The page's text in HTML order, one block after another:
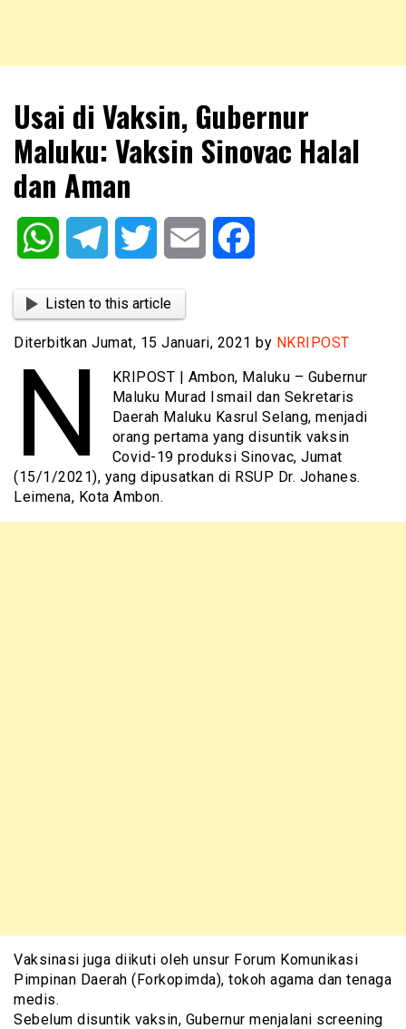
NKRIPOST
Usai di Vaksin, Gubernur
Maluku: Vaksin Sinovac Halal
dan Aman
WhatsAppTelegram Twitter Email
Listen to this article
Diterbitkan Jumat, 15 Januari, 2021 by NKRIPOST
N
KRIPOST | Ambon, Maluku – Gubernur
Maluku Murad Ismail dan Sekretaris
Daerah Maluku Kasrul Selang, menjadi
orang pertama yang disuntik vaksin
Covid-19 produksi Sinovac, Jumat
(15/1/2021), yang dipusatkan di RSUP Dr. Johanes.
Leimena, Kota Ambon.
Vaksinasi juga diikuti oleh unsur Forum Komunikasi
Pimpinan Daerah (Forkopimda), tokoh agama dan tenaga
medis.
Sebelum disuntik vaksin, Gubernur menjalani screening